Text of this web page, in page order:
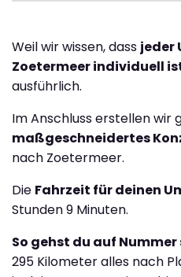
Weil wir wissen, dass jeder
Zoetermeer individuell
ausführlich.
Im Anschluss erstellen wir
maßgeschneidertes
nach Zoetermeer.
Die Fahrzeit für deinen
Stunden 9 Minuten.
So gehst du auf Nummer
295 Kilometer alles nach